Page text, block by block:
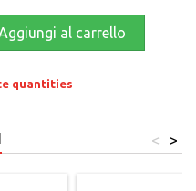
al carrello
quantities
>
<